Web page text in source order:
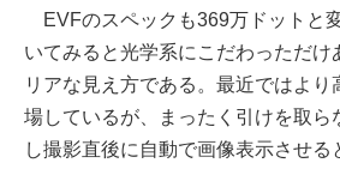
EVFのスペックも369万ドットと
いてみると光学系にこだわっただけ
リアな見え方である。最近ではより
場しているが、まったく引けを取ら
し撮影直後に自動で画像表示させる